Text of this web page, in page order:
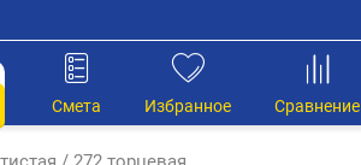
Сравнение
Избранное
Смета